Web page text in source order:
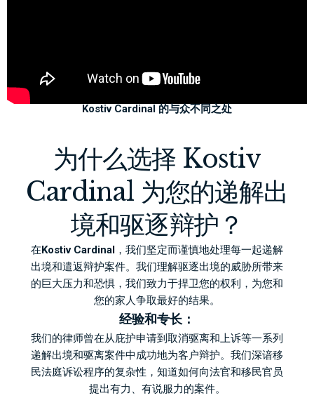
Kostiv Cardinal 的与众不同之处
为什么选择 Kostiv
Cardinal 为您的递解出
境和驱逐辩护？
在Kostiv Cardinal ，我们坚定而谨慎地处理每一起递解
出境和遣返辩护案件。我们理解驱逐出境的威胁所带来
的巨大压力和恐惧，我们致力于捍卫您的权利，为您和
您的家人争取最好的结果。
经验和专长：
我们的律师曾在从庇护申请到取消驱离和上诉等一系列
递解出境和驱离案件中成功地为客户辩护。我们深谙移
民法庭诉讼程序的复杂性，知道如何向法官和移民官员
提出有力、有说服力的案件。